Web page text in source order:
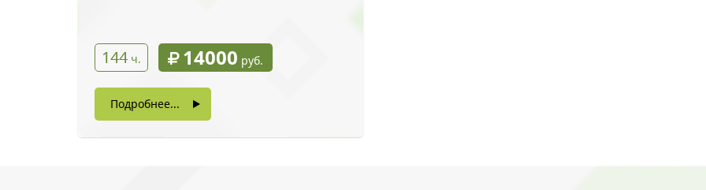
144 ч. 14000 руб.
Подробнее...
Введите символы с картинки